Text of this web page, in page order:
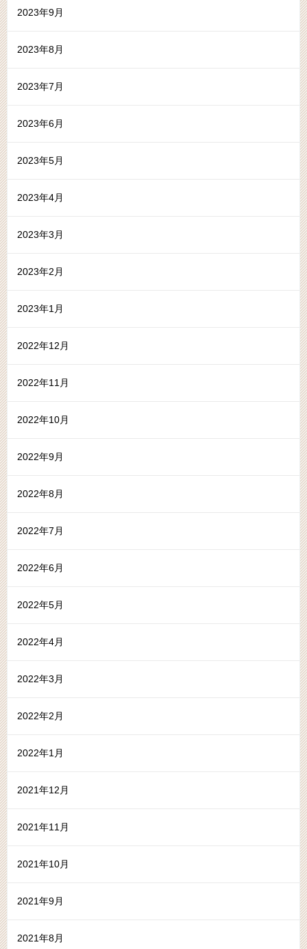
2023年9月
2023年8月
2023年7月
2023年6月
2023年5月
2023年4月
2023年3月
2023年2月
2023年1月
2022年12月
2022年11月
2022年10月
2022年9月
2022年8月
2022年7月
2022年6月
2022年5月
2022年4月
2022年3月
2022年2月
2022年1月
2021年12月
2021年11月
2021年10月
2021年9月
2021年8月